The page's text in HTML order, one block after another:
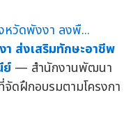
ส่งเสริมทักษะอาชีพ
ย์ — สำนักงานพัฒนา
ดฝึกอบรมตามโครงกา